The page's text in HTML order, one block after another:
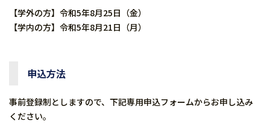
【学外の方】令和5年8⽉25⽇（金）
【学内の方】令和5年8月21日（月）
申込方法
事前登録制としますので、下記専用申込フォームからお申し込み
ください。